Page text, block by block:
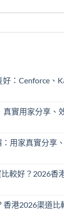
：Cenforce、
真實用家分享、
用家真實分享
較好？2026香
香港2026渠道比